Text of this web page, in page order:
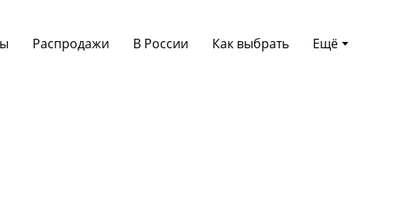
Ещё
Распродажи В России Как выбрать